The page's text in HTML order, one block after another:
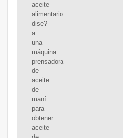
aceite
alimentario
dise?
a
una
máquina
prensadora
de
aceite
de
maní
para
obtener
aceite